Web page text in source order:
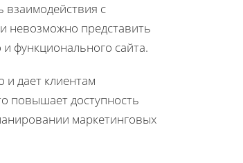
взаимодействия с
невозможно представить
функционального сайта.
и дает клиентам
повышает доступность
маркетинговых